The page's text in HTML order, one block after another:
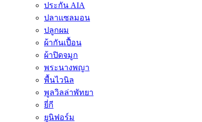
ประกัน AIA
ปลาแซลมอน
ปลูกผม
ผ้ากันเปื้อน
ผ้าปิดจมูก
พระนางพญา
พื้นไวนิล
พูลวิลล่าพัทยา
ยี่กี
ยูนิฟอร์ม